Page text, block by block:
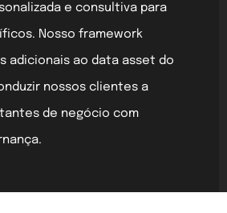
e consultiva para
Nosso framework
adicionais ao data asset do
nossos clientes a
de negócio com